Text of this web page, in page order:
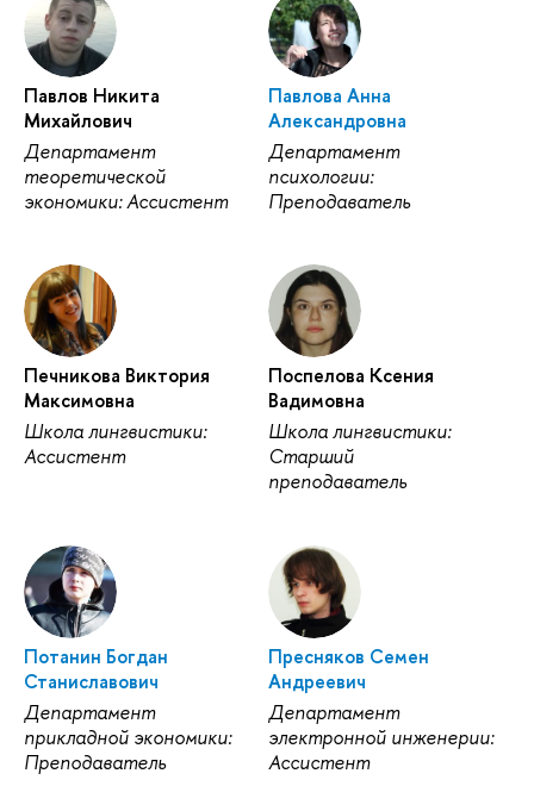
Павлов Никита
Михайлович
Департамент
теоретической
экономики: Ассистент
Павлова Анна
Александровна
Департамент
психологии:
Преподаватель
Печникова Виктория
Максимовна
Школа лингвистики:
Ассистент
Поспелова Ксения
Вадимовна
Школа лингвистики:
Старший
преподаватель
Потанин Богдан
Станиславович
Департамент
прикладной экономики:
Преподаватель
Пресняков Семен
Андреевич
Департамент
электронной инженерии:
Ассистент